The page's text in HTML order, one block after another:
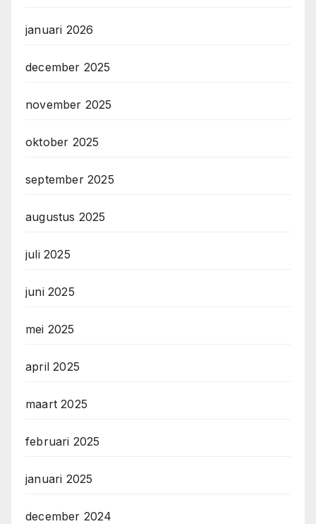
januari 2026
december 2025
november 2025
oktober 2025
september 2025
augustus 2025
juli 2025
juni 2025
mei 2025
april 2025
maart 2025
februari 2025
januari 2025
december 2024